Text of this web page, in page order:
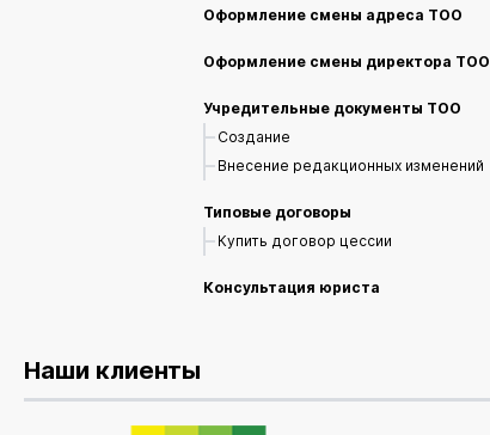
Оформление смены адреса ТОО
Оформление смены директора ТОО
Учредительные документы ТОО
Создание
Внесение редакционных изменений
Типовые договоры
Купить договор цессии
Консультация юриста
Наши клиенты